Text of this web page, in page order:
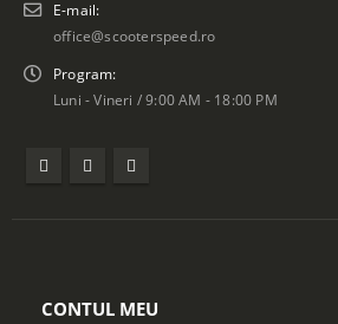
E-mail:
office@scooterspeed.ro
Program:
Luni - Vineri / 9:00 AM - 18:00 PM
CONTUL MEU